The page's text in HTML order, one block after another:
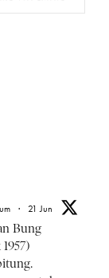
· 21 Jun
Bung